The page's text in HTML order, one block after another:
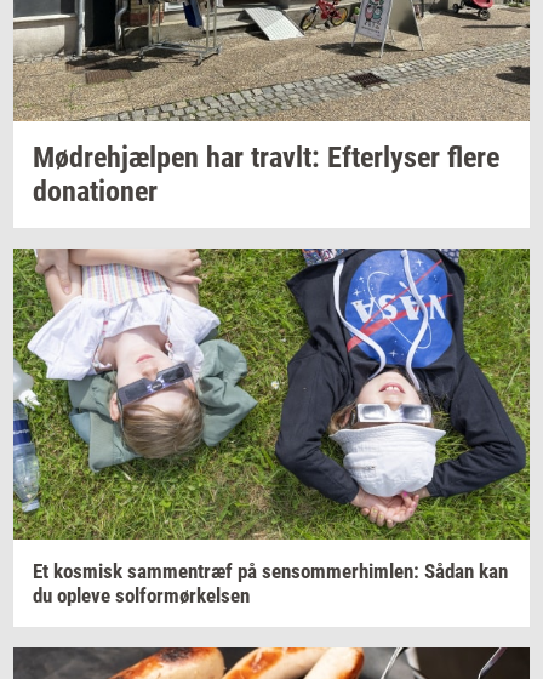
Mødre­hjæl­pen har travlt: Ef­ter­ly­ser flere
do­na­tio­ner
Et kos­misk sam­men­træf på sen­som­mer­him­len: Sådan kan
du op­le­ve sol­for­mør­kel­sen